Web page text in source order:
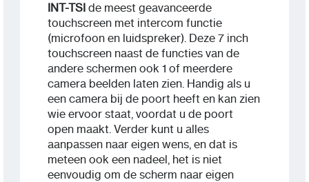
INT-TSI de meest geavanceerde
touchscreen met intercom functie
(microfoon en luidspreker). Deze 7 inch
touchscreen naast de functies van de
andere schermen ook 1 of meerdere
camera beelden laten zien. Handig als u
een camera bij de poort heeft en kan zien
wie ervoor staat, voordat u de poort
open maakt. Verder kunt u alles
aanpassen naar eigen wens, en dat is
meteen ook een nadeel, het is niet
eenvoudig om de scherm naar eigen